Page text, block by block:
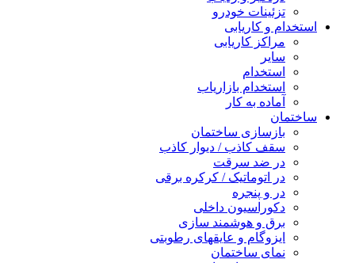
تزئینات خودرو
استخدام و کاریابی
مراکز کاریابی
سایر
استخدام
استخدام بازاریاب
آماده به کار
ساختمان
بازسازی ساختمان
سقف کاذب / دیوار کاذب
در ضد سرقت
در اتوماتیک / کرکره برقی
در و پنجره
دکوراسیون داخلی
برق و هوشمند سازی
ایزوگام و عایقهای رطوبتی
نمای ساختمان